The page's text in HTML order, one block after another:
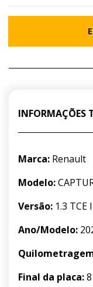
INFORMAÇÕES
Marca: Renault
Modelo:
Versão: 1.3 TCE
Ano/Modelo:
Final da placa:8